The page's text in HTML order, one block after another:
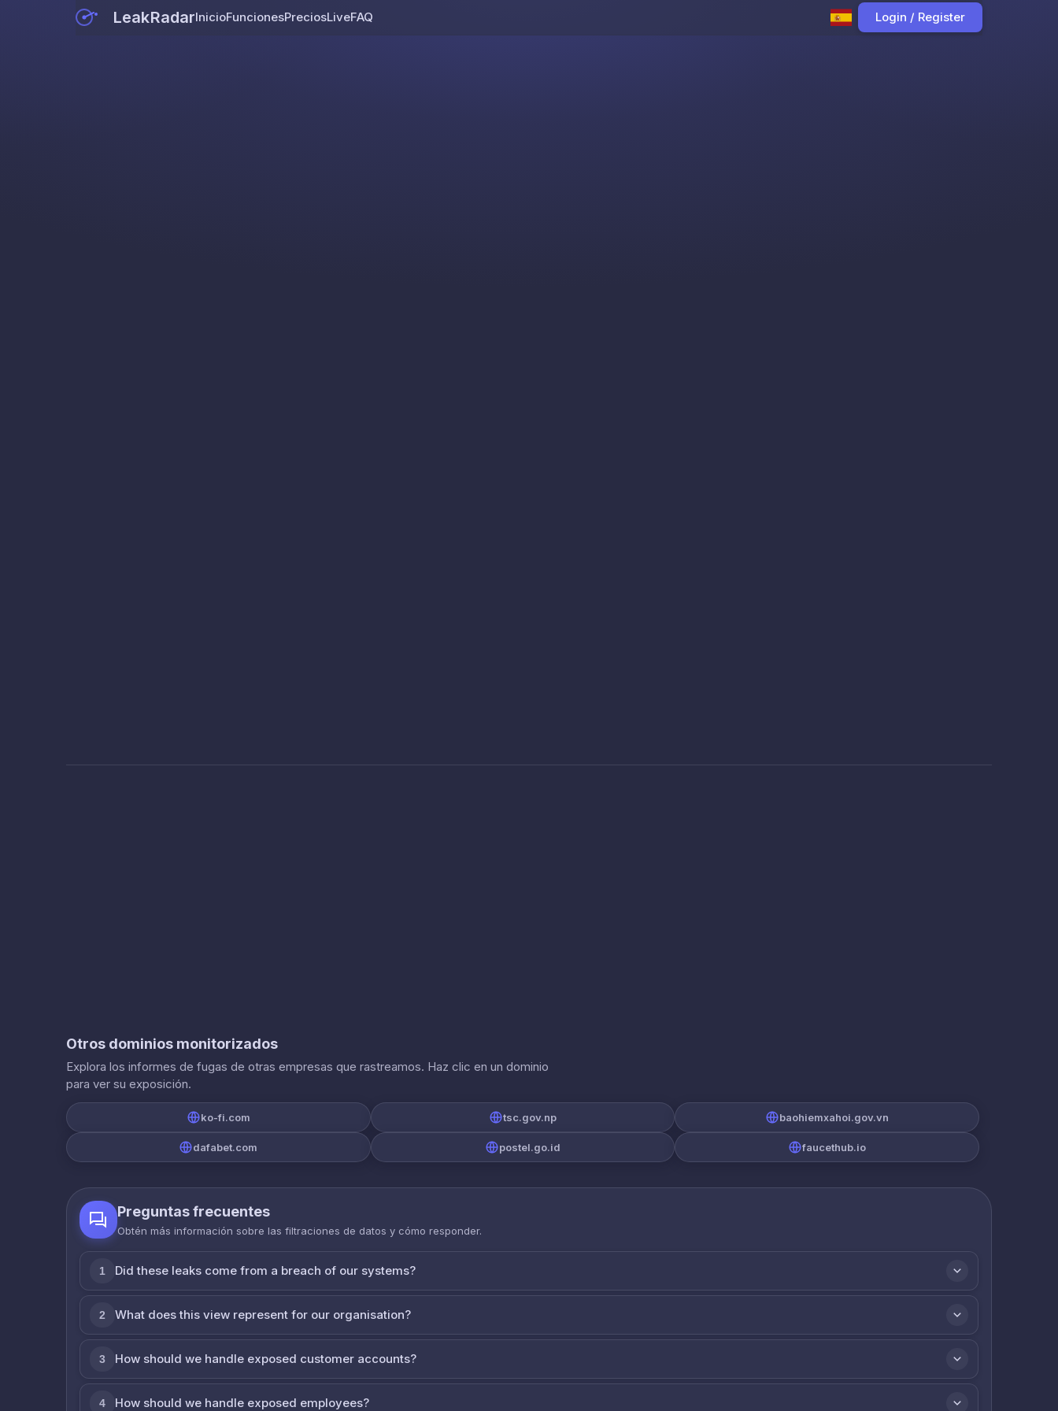
LeakRadarInicioFuncionesPreciosLiveFAQ Login / Register
Otros dominios monitorizados
Explora los informes de fugas de otras empresas que rastreamos. Haz clic en un dominio
para ver su exposición.
ko-fi.com tsc.gov.np baohiemxahoi.gov.vn
dafabet.com postel.go.id faucethub.io
Preguntas frecuentes
Obtén más información sobre las filtraciones de datos y cómo responder.
1 Did these leaks come from a breach of our systems?
2 What does this view represent for our organisation?
3 How should we handle exposed customer accounts?
4 How should we handle exposed employees?